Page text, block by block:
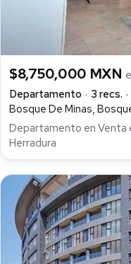
$8,750,000 MXN
Departamento
3 recs.
Bosque De Minas,
Departamento en Venta
Herradura